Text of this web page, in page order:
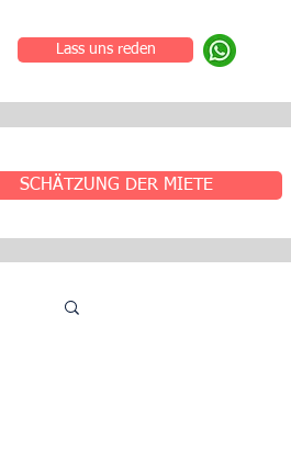
Lass uns reden
SCHÄTZUNG DER MIETE